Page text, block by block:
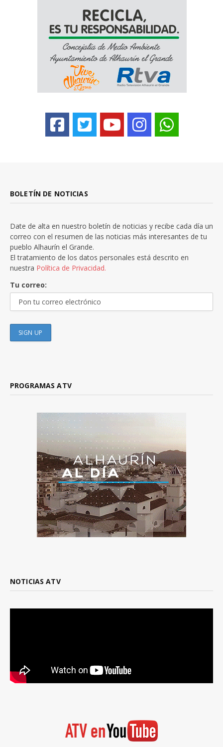
BOLETÍN DE NOTICIAS
Date de alta en nuestro boletín de noticias y recibe cada día un
correo con el resumen de las noticias más interesantes de tu
pueblo Alhaurín el Grande.
El tratamiento de los datos personales está descrito en
nuestra Política de Privacidad.
Tu correo:
PROGRAMAS ATV
NOTICIAS ATV